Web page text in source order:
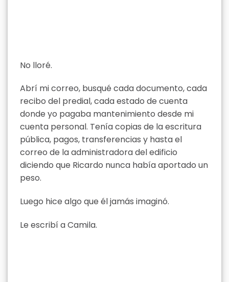
No lloré.
Abrí mi correo, busqué cada documento, cada
recibo del predial, cada estado de cuenta
donde yo pagaba mantenimiento desde mi
cuenta personal. Tenía copias de la escritura
pública, pagos, transferencias y hasta el
correo de la administradora del edificio
diciendo que Ricardo nunca había aportado un
peso.
Luego hice algo que él jamás imaginó.
Le escribí a Camila.